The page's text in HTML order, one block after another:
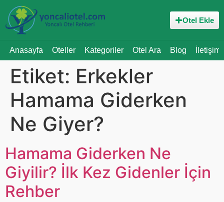
Otel Ekle
Anasayfa Oteller Kategoriler Otel Ara Blog İletişim
Etiket: Erkekler
Hamama Giderken
Ne Giyer?
Hamama Giderken Ne
Giyilir? İlk Kez Gidenler İçin
Rehber